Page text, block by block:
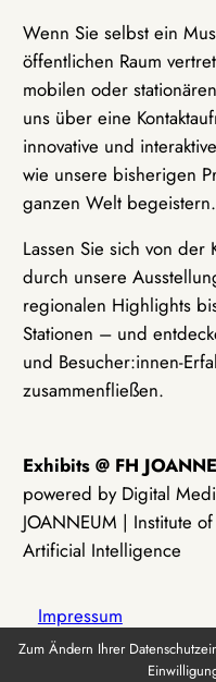
Wenn Sie selbst ein
öffentlichen Raum
mobilen oder
uns über eine
innovative und
wie unsere bisherigen
ganzen Welt begeistern.
Lassen Sie sich von der
durch unsere
regionalen Highlights
Stationen – und
und Besucher:innen-
zusammenfließen.
Exhibits @ FH
powered by Digital
JOANNEUM | Institute
Artificial Intelligence
Impressum
Zum Ändern Ihrer